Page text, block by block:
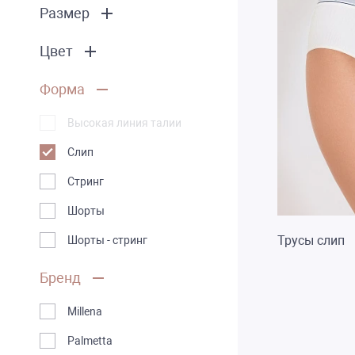
Размер
Цвет
Форма
Высокая линия талии
Слип
Стринг
Шорты
Шорты - стринг
Бренд
Millena
Palmetta
Трусы слип